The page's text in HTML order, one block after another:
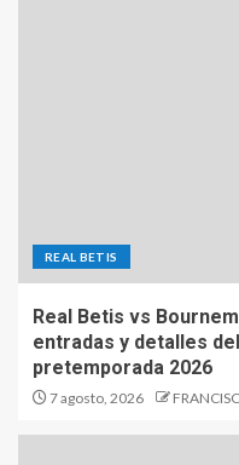
REAL BETIS
Real Betis vs
entradas y detalles
pretemporada 2026
7 agosto, 2026